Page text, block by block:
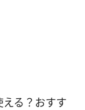
る？おすす